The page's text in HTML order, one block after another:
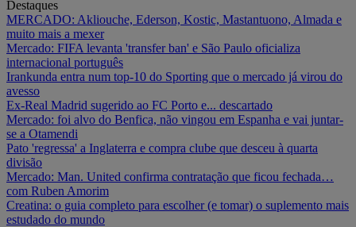
Destaques
MERCADO: Akliouche, Ederson, Kostic, Mastantuono, Almada e
muito mais a mexer
Mercado: FIFA levanta 'transfer ban' e São Paulo oficializa
internacional português
Irankunda entra num top-10 do Sporting que o mercado já virou do
avesso
Ex-Real Madrid sugerido ao FC Porto e... descartado
Mercado: foi alvo do Benfica, não vingou em Espanha e vai juntar-
se a Otamendi
Pato 'regressa' a Inglaterra e compra clube que desceu à quarta
divisão
Mercado: Man. United confirma contratação que ficou fechada…
com Ruben Amorim
Creatina: o guia completo para escolher (e tomar) o suplemento mais
estudado do mundo